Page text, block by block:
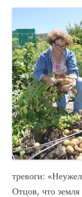
тревоги:
Отцов, что земля